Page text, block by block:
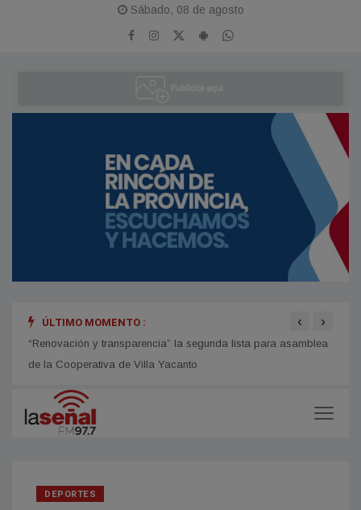
Sábado, 08 de agosto
ÚLTIMO MOMENTO :
“Renovación y transparencia” la segunda lista para asamblea
de la Cooperativa de Villa Yacanto
‹ ›
DEPORTES